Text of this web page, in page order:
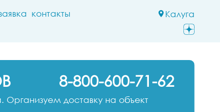
Калуга
контакты
8-800-600-71-62
доставку на объект